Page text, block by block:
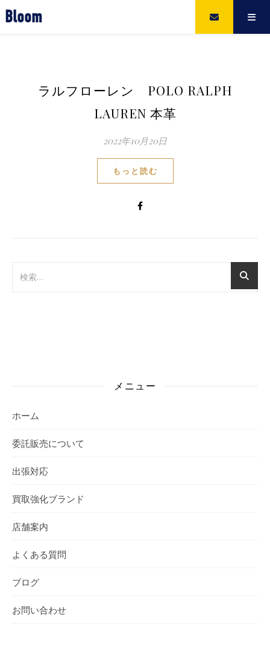
Bloom
ラルフローレン POLO RALPH
LAUREN 本革
2022年10月20日
もっと読む
メニュー
ホーム
委託販売について
出張対応
買取強化ブランド
店舗案内
よくある質問
ブログ
お問い合わせ